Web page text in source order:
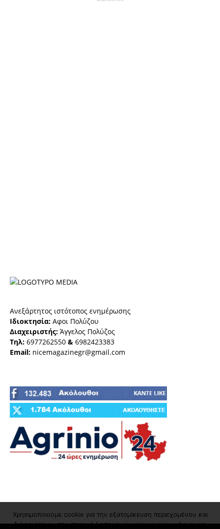
Ανεξάρτητος ιστότοπος ενημέρωσης
Ιδιοκτησία: Αφοι Πολύζου
Διαχειριστής: Άγγελος Πολύζος
Τηλ: 6977262550 & 6982423383
Email: nicemagazinegr@gmail.com
Χρησιμοποιούμε cookie για την εξατομίκευση περιεχομένου και
διαφημίσεων, την παροχή λειτουργιών κοινωνικών μέσων και